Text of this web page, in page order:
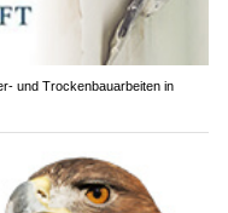
und Trockenbauarbeiten in